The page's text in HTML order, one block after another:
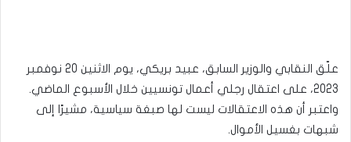
علّق النقابي والوزير السابق، عبيد بريكي، يوم الاثنين 20 نوفمبر
2023، على اعتقال رجلي أعمال تونسيين خلال الأسبوع الماضي.
واعتبر أن هذه الاعتقالات ليست لها صبغة سياسية، مشيرًا إلى
شبهات بغسيل الأموال.